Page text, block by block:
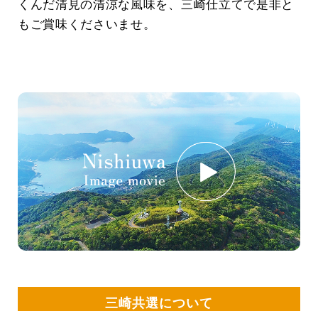
くんだ清見の清涼な風味を、 三崎仕立てで是非と
もご賞味くださいませ。
三崎共選について